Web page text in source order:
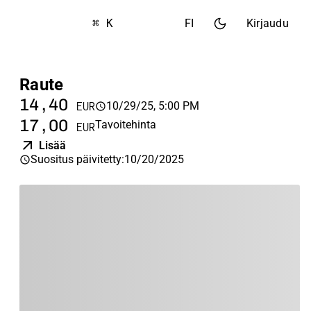
⌘ K FI Kirjaudu
Raute
14,40 EUR 10/29/25, 5:00 PM
17,00 EURTavoitehinta
Lisää
Suositus päivitetty:10/20/2025